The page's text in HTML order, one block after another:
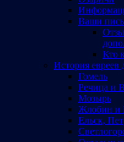
Ваши
Кто
История
Гомель
Речица и
Мозырь
Жлобин и
Ельск,